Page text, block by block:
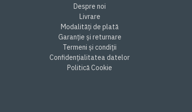
Despre noi
Livrare
Modalități de plată
Garanție și returnare
Termeni și condiții
Confidențialitatea datelor
Politică Cookie